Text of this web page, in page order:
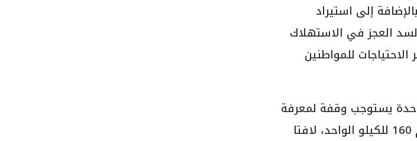
بالإضافة إلى استيراد
لسد العجز في الاستهلاك
للمواطنين
يستوجب وقفة لمعرفة
السبب، خاصة مع عدم ثبات الأسعار بداية من 120 جنيها إلى 140 ثم 160 للكيلو الواحد، لافتا